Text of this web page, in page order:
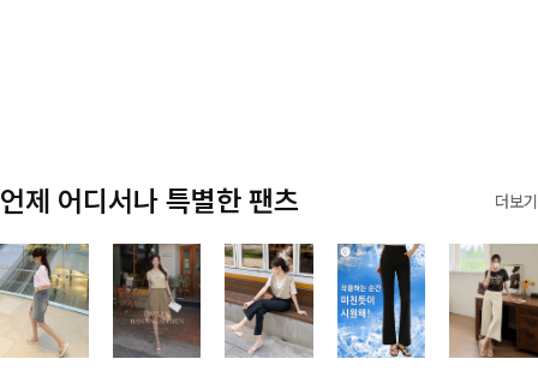
언제 어디서나 특별한 팬츠 더보기